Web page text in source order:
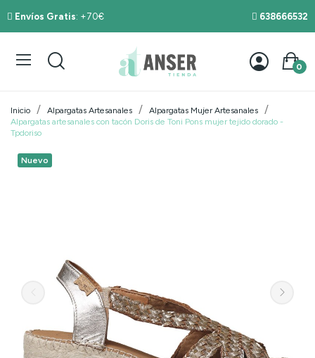
Envíos Gratis: +70€ 638666532
0
Inicio Alpargatas Artesanales
Alpargatas Mujer Artesanales
Alpargatas artesanales con tacón Doris de Toni Pons mujer tejido dorado -
Tpdoriso
Nuevo